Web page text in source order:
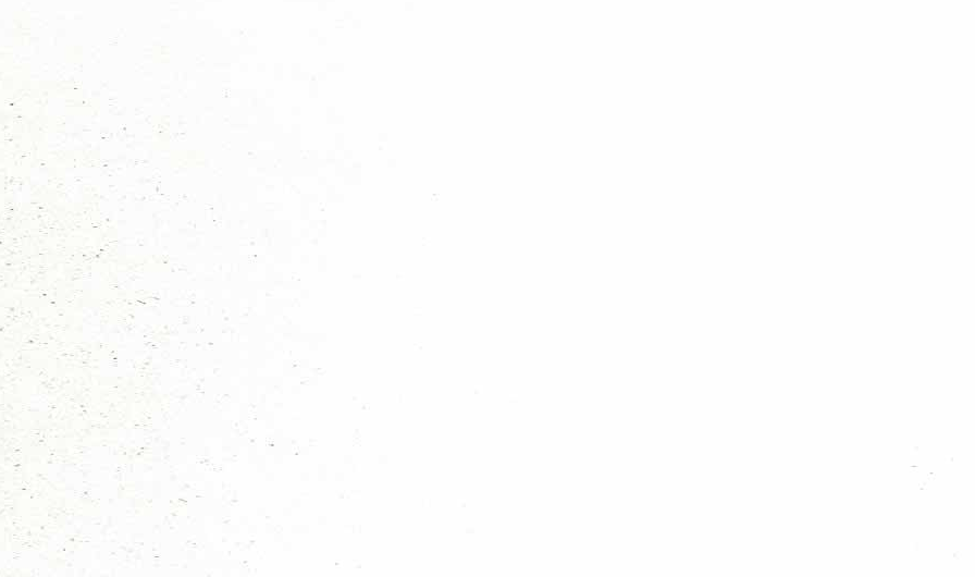
Een Scoutinggroep bij jou in de buurt
Landscouts
Waterscouts
Luchtscouts
Scouts met een beperking
Scouting Drumband & Regionaal fonds
Regionale accomodatie